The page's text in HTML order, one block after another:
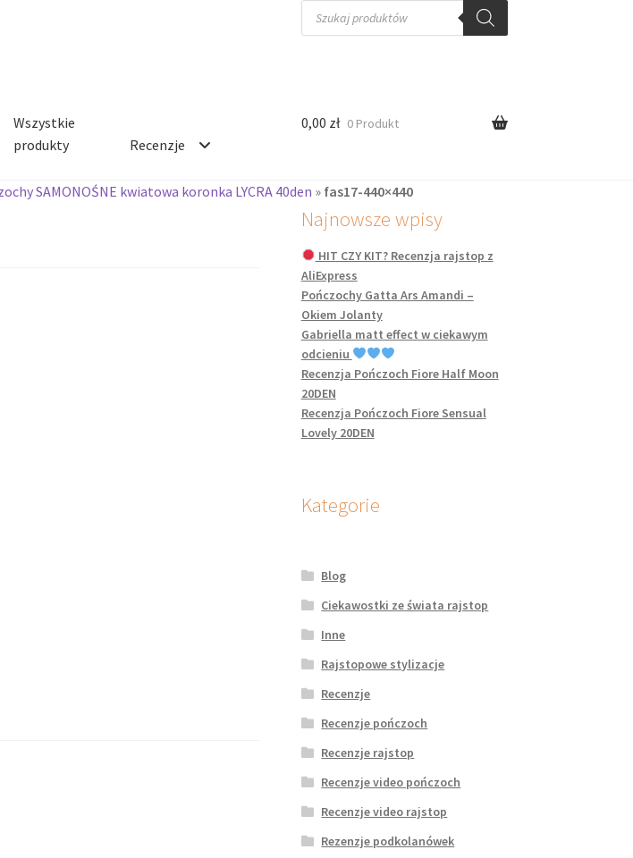
Wyszukiwarka
produktów
Wszystkie
produkty
Recenzje
0,00 zł 0 Produkt
SAMONOŚNE kwiatowa koronka LYCRA 40den » fas17-440×440
Najnowsze wpisy
HIT CZY KIT? Recenzja rajstop z
AliExpress
Pończochy Gatta Ars Amandi –
Okiem Jolanty
Gabriella matt effect w ciekawym
odcieniu
Recenzja Pończoch Fiore Half Moon
20DEN
Recenzja Pończoch Fiore Sensual
Lovely 20DEN
Kategorie
Blog
Ciekawostki ze świata rajstop
Inne
Rajstopowe stylizacje
Recenzje
Recenzje pończoch
Recenzje rajstop
Recenzje video pończoch
Recenzje video rajstop
Rezenzje podkolanówek